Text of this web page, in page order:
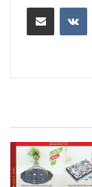
مشاركة عبر البريد